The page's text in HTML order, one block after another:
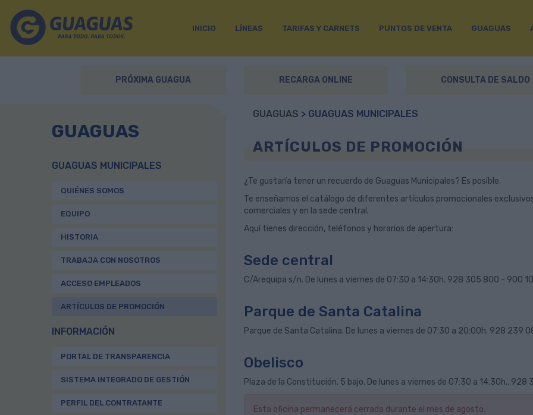
INICIO LÍNEAS TARIFAS Y CARNETS PUNTOS DE VENTA GUAGUAS
PRÓXIMA GUAGUA RECARGA ONLINE CONSULTA DE SALDO
GUAGUAS
GUAGUAS MUNICIPALES
QUIÉNES SOMOS
EQUIPO
HISTORIA
TRABAJA CON NOSOTROS
ACCESO EMPLEADOS
ARTÍCULOS DE PROMOCIÓN
INFORMACIÓN
PORTAL DE TRANSPARENCIA
SISTEMA INTEGRADO DE GESTIÓN
PERFIL DEL CONTRATANTE
GUAGUAS > GUAGUAS MUNICIPALES
ARTÍCULOS DE PROMOCIÓN
¿Te gustaría tener un recuerdo de Guaguas Municipales? Es posible.
Te enseñamos el catálogo de diferentes artículos promocionales
comerciales y en la sede central.
Aquí tienes dirección, teléfonos y horarios de apertura:
Sede central
C/Arequipa s/n. De lunes a viernes de 07:30 a 14:30h. 928 305 800 - 900
Parque de Santa Catalina
Parque de Santa Catalina. De lunes a viernes de 07:30 a 20:00h. 928 239
Obelisco
Plaza de la Constitución, 5 bajo. De lunes a viernes de 07:30 a 14:30h.. 928
Esta oficina permanecerá cerrada durante el mes de agosto.